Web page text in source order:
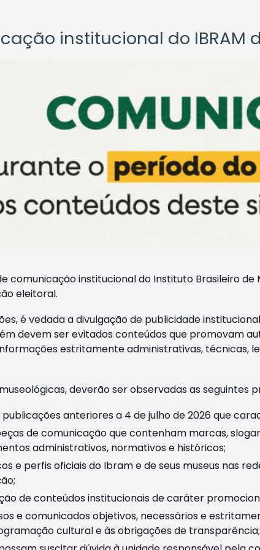
institucional do IBRAM
comunicação institucional do Instituto Brasileiro
eleitoral.
é vedada a divulgação de publicidade
devem ser evitados conteúdos que promovam
estritamente administrativas, técnicas,
deverão ser observadas as seguintes
anteriores a 4 de julho de 2026 que
de comunicação que contenham marcas,
administrativos, normativos e históricos;
e perfis oficiais do Ibram e de seus museus nas
de conteúdos institucionais de caráter
e comunicados objetivos, necessários e
cultural e às obrigações de transparência;